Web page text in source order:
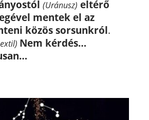
(Uránusz) eltérő
mentek el az
közös sorsunkról.
Nem kérdés…